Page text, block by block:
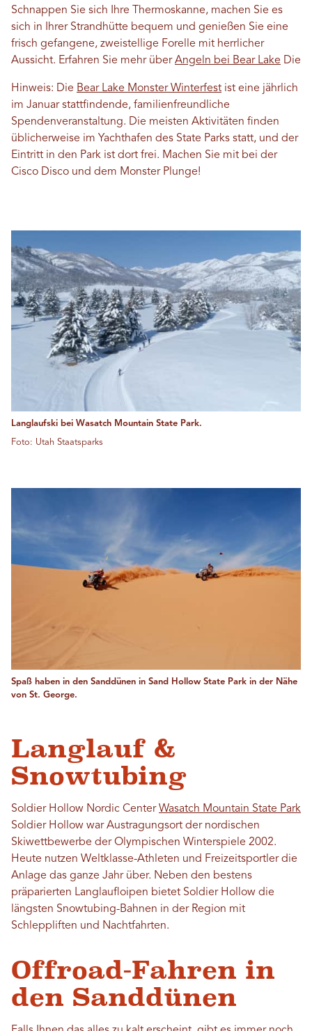
Schnappen Sie sich Ihre Thermoskanne, machen Sie es
sich in Ihrer Strandhütte bequem und genießen Sie eine
frisch gefangene, zweistellige Forelle mit herrlicher
Aussicht. Erfahren Sie mehr überAngeln bei Bear Lake Die
Hinweis: Die Bear Lake Monster Winterfest ist eine jährlich
im Januar stattfindende, familienfreundliche
Spendenveranstaltung. Die meisten Aktivitäten finden
üblicherweise im Yachthafen des State Parks statt, und der
Eintritt in den Park ist dort frei. Machen Sie mit bei der
Cisco Disco und dem Monster Plunge!
Langlaufski bei Wasatch Mountain State Park.
Foto: Utah Staatsparks
Spaß haben in den Sanddünen in Sand Hollow State Park in der Nähe
von St. George.
Langlauf &
Snowtubing
Soldier Hollow Nordic CenterWasatch Mountain State Park
Soldier Hollow war Austragungsort der nordischen
Skiwettbewerbe der Olympischen Winterspiele 2002.
Heute nutzen Weltklasse-Athleten und Freizeitsportler die
Anlage das ganze Jahr über. Neben den bestens
präparierten Langlaufloipen bietet Soldier Hollow die
längsten Snowtubing-Bahnen in der Region mit
Schleppliften und Nachtfahrten.
Offroad-Fahren in
den Sanddünen